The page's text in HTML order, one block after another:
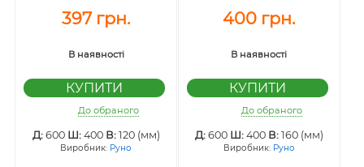
397 грн.
В наявності
До обраного
Д: 600Ш: 400В: 120 (мм)
Виробник: Руно
400 грн.
В наявності
До обраного
Д: 600Ш: 400В: 160 (мм)
Виробник: Руно